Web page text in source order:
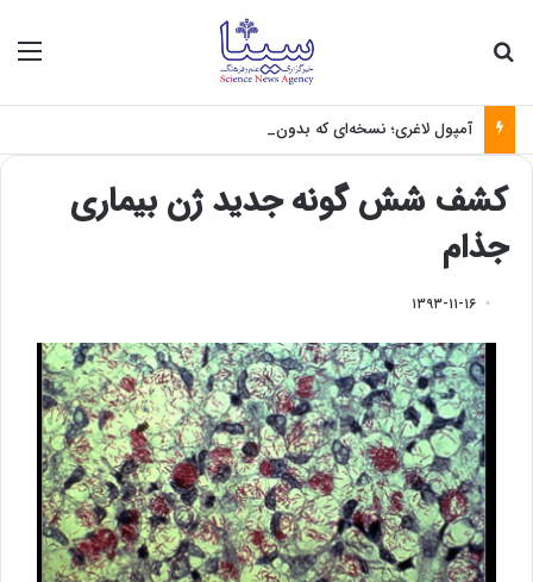
آمپول لاغری؛ نسخه‌ای که بدون تغذیه خطرناک می‌شود
کشف شش گونه جدید ژن بیماری
جذام
۱۳۹۳-۱۱-۱۶